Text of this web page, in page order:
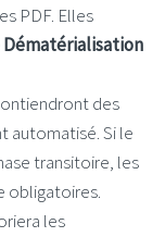
PDF. Elles
des
automatisé. Si le
transitoire, les
obligatoires.
les